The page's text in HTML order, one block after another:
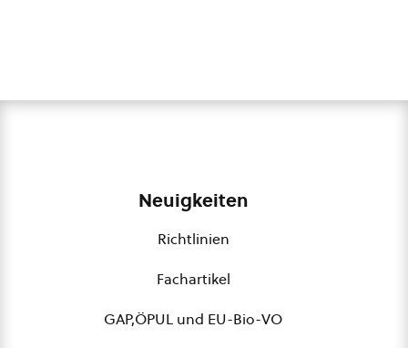
Neuigkeiten
Richtlinien
Fachartikel
GAP,ÖPUL und EU-Bio-VO